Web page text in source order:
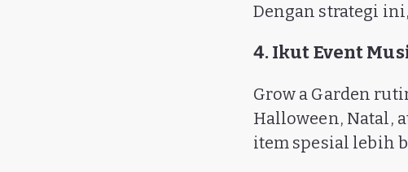
Dengan strategi
4. Ikut Event
Grow a Garden
Halloween, Natal,
item spesial lebih